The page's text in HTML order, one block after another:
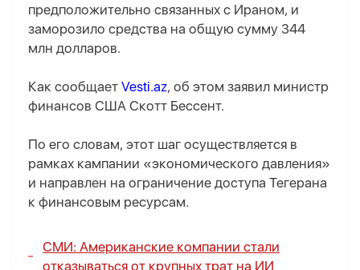
предположительно связанных с Ираном, и
заморозило средства на общую сумму 344
млн долларов.
Как сообщает Vesti.az, об этом заявил министр
финансов США Скотт Бессент.
По его словам, этот шаг осуществляется в
рамках кампании «экономического давления»
и направлен на ограничение доступа Тегерана
к финансовым ресурсам.
СМИ: Американские компании стали
отказываться от крупных трат на ИИ